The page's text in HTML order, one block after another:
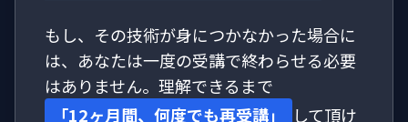
もし、その技術が身につかなかった場合に
は、あなたは一度の受講で終わらせる必要
はありません。理解できるまで
「12ヶ月間、何度でも再受講」
して頂け